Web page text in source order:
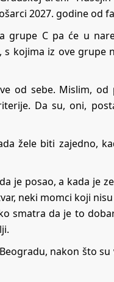
2027. godine od
grupe C pa će u
kojima iz ove
od sebe. Mislim,
Da su, oni,
žele biti zajedno,
je posao, a kada je
neki momci koji
smatra da je to
nakon što